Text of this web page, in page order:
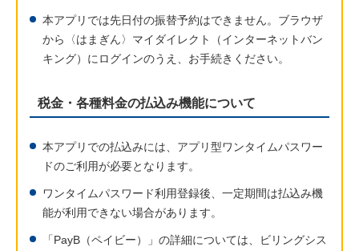
本アプリでは先日付の振替予約はできません。ブラウザ
から〈はまぎん〉マイダイレクト（インターネットバン
キング）にログインのうえ、お手続きください。
税金・各種料金の払込み機能について
本アプリでの払込みには、アプリ型ワンタイムパスワー
ドのご利用が必要となります。
ワンタイムパスワード利用登録後、一定期間は払込み機
能が利用できない場合があります。
「PayB（ペイビー）」の詳細については、ビリングシス